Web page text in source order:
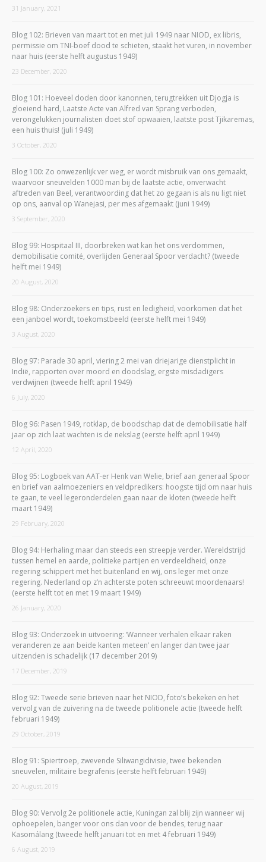
31 January, 2021
Blog 102: Brieven van maart tot en met juli 1949 naar NIOD, ex libris,
permissie om TNI-boef dood te schieten, staakt het vuren, in november
naar huis (eerste helft augustus 1949)
23 December, 2020
Blog 101: Hoeveel doden door kanonnen, terugtrekken uit Djogja is
gloeiend hard, Laatste Acte van Alfred van Sprang verboden,
verongelukken journalisten doet stof opwaaien, laatste post Tjikaremas,
een huis thuis! (juli 1949)
3 October, 2020
Blog 100: Zo onwezenlijk ver weg, er wordt misbruik van ons gemaakt,
waarvoor sneuvelden 1000 man bij de laatste actie, onverwacht
aftreden van Beel, verantwoording dat het zo gegaan is als nu ligt niet
op ons, aanval op Wanejasi, per mes afgemaakt (juni 1949)
3 September, 2020
Blog 99: Hospitaal III, doorbreken wat kan het ons verdommen,
demobilisatie comité, overlijden Generaal Spoor verdacht? (tweede
helft mei 1949)
20 August, 2020
Blog 98: Onderzoekers en tips, rust en ledigheid, voorkomen dat het
een janboel wordt, toekomstbeeld (eerste helft mei 1949)
3 August, 2020
Blog 97: Parade 30 april, viering 2 mei van driejarige dienstplicht in
Indië, rapporten over moord en doodslag, ergste misdadigers
verdwijnen (tweede helft april 1949)
6 July, 2020
Blog 96: Pasen 1949, rotklap, de boodschap dat de demobilisatie half
jaar op zich laat wachten is de nekslag (eerste helft april 1949)
12 April, 2020
Blog 95: Logboek van AAT-er Henk van Welie, brief aan generaal Spoor
en brief van aalmoezeniers en veldpredikers: hoogste tijd om naar huis
te gaan, te veel legeronderdelen gaan naar de kloten (tweede helft
maart 1949)
29 February, 2020
Blog 94: Herhaling maar dan steeds een streepje verder. Wereldstrijd
tussen hemel en aarde, politieke partijen en verdeeldheid, onze
regering schippert met het buitenland en wij, ons leger met onze
regering. Nederland op z’n achterste poten schreeuwt moordenaars!
(eerste helft tot en met 19 maart 1949)
26 January, 2020
Blog 93: Onderzoek in uitvoering: ‘Wanneer verhalen elkaar raken
veranderen ze aan beide kanten meteen’ en langer dan twee jaar
uitzenden is schadelijk (17 december 2019)
17 December, 2019
Blog 92: Tweede serie brieven naar het NIOD, foto’s bekeken en het
vervolg van de zuivering na de tweede politionele actie (tweede helft
februari 1949)
29 October, 2019
Blog 91: Spiertroep, zwevende Siliwangidivisie, twee bekenden
sneuvelen, militaire begrafenis (eerste helft februari 1949)
20 August, 2019
Blog 90: Vervolg 2e politionele actie, Kuningan zal blij zijn wanneer wij
ophoepelen, banger voor ons dan voor de bendes, terug naar
Kasomálang (tweede helft januari tot en met 4 februari 1949)
6 August, 2019